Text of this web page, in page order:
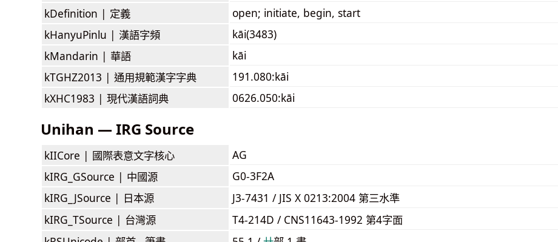
kDefinition | 定義
open; initiate, begin, start
kHanyuPinlu | 漢語字頻
kāi(3483)
kMandarin | 華語
kāi
kTGHZ2013 | 通用規範漢字字典
191.080:kāi
kXHC1983 | 現代漢語詞典 0626.050:kāi
Unihan — IRG Source
kIICore | 國際表意文字核心
AG
kIRG_GSource | 中國源
G0-3F2A
kIRG_JSource | 日本源
J3-7431 / JIS X 0213:2004 第三水準
kIRG_TSource | 台灣源
T4-214D / CNS11643-1992 第4字面